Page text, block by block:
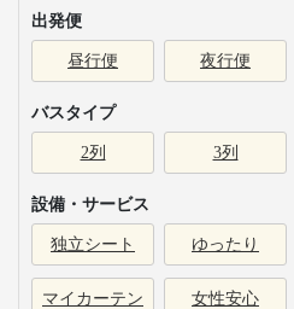
出発便
昼行便 夜行便
バスタイプ
2列 3列
設備・サービス
独立シート ゆったり
マイカーテン 女性安心